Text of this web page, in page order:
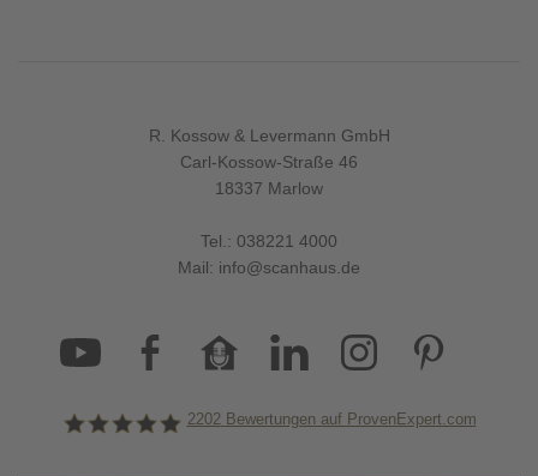
R. Kossow & Levermann GmbH
Carl-Kossow-Straße 46
18337 Marlow
Tel.: 038221 4000
Mail: info@scanhaus.de
2202Bewertungen auf ProvenExpert.com